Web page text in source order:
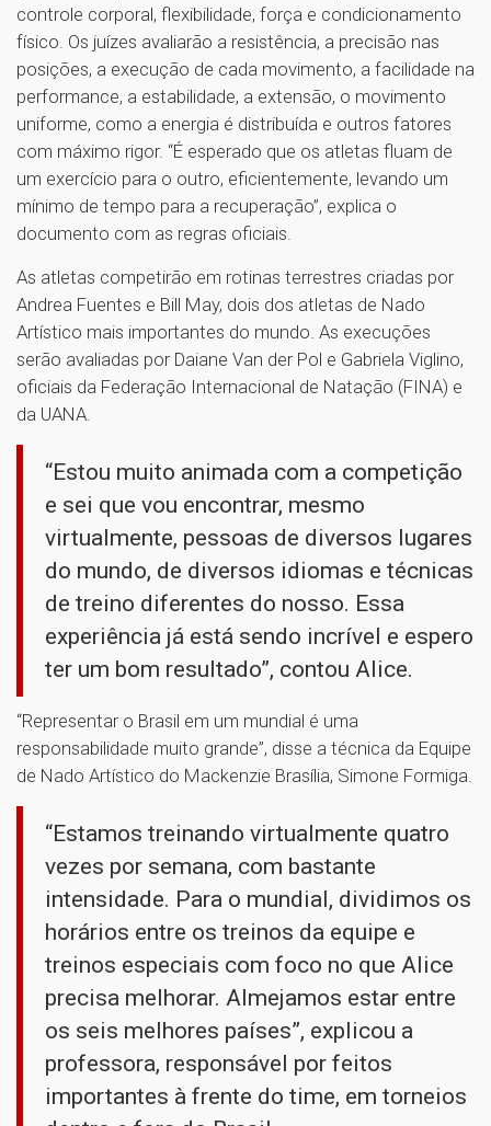
controle corporal, flexibilidade, força e condicionamento
físico. Os juízes avaliarão a resistência, a precisão nas
posições, a execução de cada movimento, a facilidade na
performance, a estabilidade, a extensão, o movimento
uniforme, como a energia é distribuída e outros fatores
com máximo rigor. “É esperado que os atletas fluam de
um exercício para o outro, eficientemente, levando um
mínimo de tempo para a recuperação”, explica o
documento com as regras oficiais.
As atletas competirão em rotinas terrestres criadas por
Andrea Fuentes e Bill May, dois dos atletas de Nado
Artístico mais importantes do mundo. As execuções
serão avaliadas por Daiane Van der Pol e Gabriela Viglino,
oficiais da Federação Internacional de Natação (FINA) e
da UANA.
“Estou muito animada com a competição
e sei que vou encontrar, mesmo
virtualmente, pessoas de diversos lugares
do mundo, de diversos idiomas e técnicas
de treino diferentes do nosso. Essa
experiência já está sendo incrível e espero
ter um bom resultado”, contou Alice.
“Representar o Brasil em um mundial é uma
responsabilidade muito grande”, disse a técnica da Equipe
de Nado Artístico do Mackenzie Brasília, Simone Formiga.
“Estamos treinando virtualmente quatro
vezes por semana, com bastante
intensidade. Para o mundial, dividimos os
horários entre os treinos da equipe e
treinos especiais com foco no que Alice
precisa melhorar. Almejamos estar entre
os seis melhores países”, explicou a
professora, responsável por feitos
importantes à frente do time, em torneios